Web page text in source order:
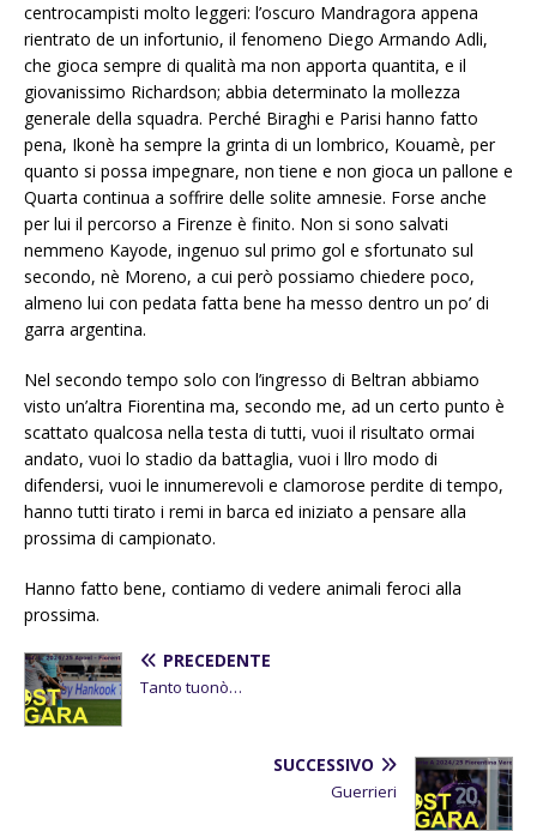
centrocampisti molto leggeri: l’oscuro Mandragora appena
rientrato de un infortunio, il fenomeno Diego Armando Adli,
che gioca sempre di qualità ma non apporta quantita, e il
giovanissimo Richardson; abbia determinato la mollezza
generale della squadra. Perché Biraghi e Parisi hanno fatto
pena, Ikonè ha sempre la grinta di un lombrico, Kouamè, per
quanto si possa impegnare, non tiene e non gioca un pallone e
Quarta continua a soffrire delle solite amnesie. Forse anche
per lui il percorso a Firenze è finito. Non si sono salvati
nemmeno Kayode, ingenuo sul primo gol e sfortunato sul
secondo, nè Moreno, a cui però possiamo chiedere poco,
almeno lui con pedata fatta bene ha messo dentro un po’ di
garra argentina.
Nel secondo tempo solo con l’ingresso di Beltran abbiamo
visto un’altra Fiorentina ma, secondo me, ad un certo punto è
scattato qualcosa nella testa di tutti, vuoi il risultato ormai
andato, vuoi lo stadio da battaglia, vuoi i llro modo di
difendersi, vuoi le innumerevoli e clamorose perdite di tempo,
hanno tutti tirato i remi in barca ed iniziato a pensare alla
prossima di campionato.
Hanno fatto bene, contiamo di vedere animali feroci alla
prossima.
PRECEDENTE
Tanto tuonò…
SUCCESSIVO
Guerrieri